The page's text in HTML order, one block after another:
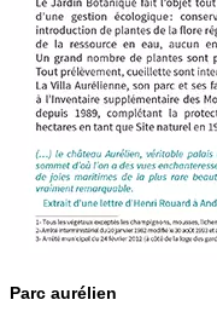
Parc aurélien